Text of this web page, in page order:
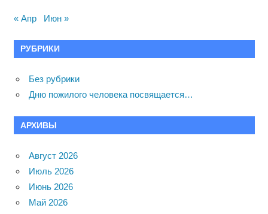
« Апр Июн »
РУБРИКИ
Без рубрики
Дню пожилого человека посвящается…
АРХИВЫ
Август 2026
Июль 2026
Июнь 2026
Май 2026